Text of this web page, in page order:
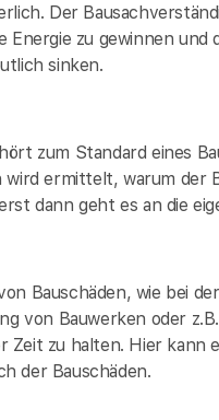
Der
zu gewinnen
sinken.
zum Standard eines
ermittelt, warum der
dann geht es an die
Bauschäden, wie bei
von Bauwerken oder
zu halten. Hier kann
der Bauschäden.